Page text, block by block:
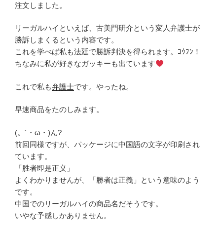
注文しました。
リーガルハイといえば、古美門研介という変人弁護士が
勝訴しまくるという内容です。
これを学べば私も法廷で勝訴判決を得られます。ｺｳﾌﾝ！
ちなみに私が好きなガッキーも出ています
これで私も弁護士です。やったね。
早速商品をたのしみます。
(。´・ω・)ん?
前回同様ですが、パッケージに中国語の文字が印刷され
ています。
「胜者即是正义」
よくわかりませんが、「勝者は正義」という意味のよう
です。
中国でのリーガルハイの商品名だそうです。
いやな予感しかありません。